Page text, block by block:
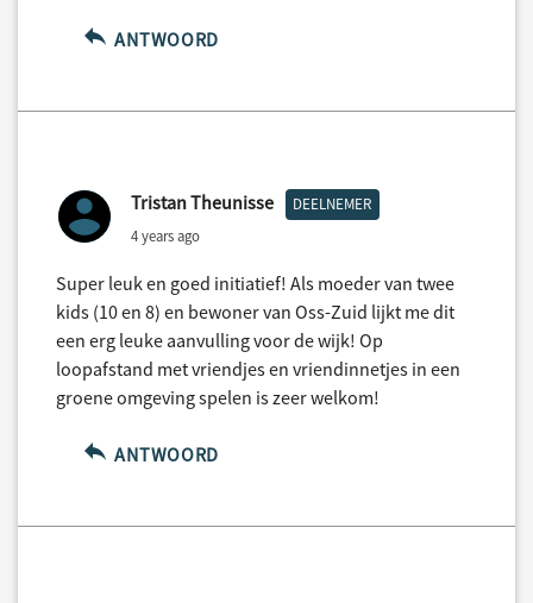
ANTWOORD
Tristan Theunisse DEELNEMER
4 years ago
Super leuk en goed initiatief! Als moeder van twee
kids (10 en 8) en bewoner van Oss-Zuid lijkt me dit
een erg leuke aanvulling voor de wijk! Op
loopafstand met vriendjes en vriendinnetjes in een
groene omgeving spelen is zeer welkom!
ANTWOORD